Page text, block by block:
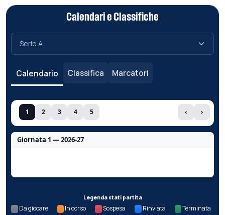
Calendari e Classifiche
Calendario Classifica Marcatori
1 2 3 4 5 ‹ ›
Giornata 1 — 2026-27
Legenda stati partita
Da giocare In corso Sospesa Rinviata Terminata